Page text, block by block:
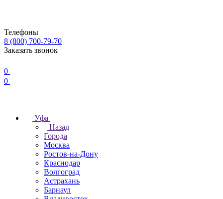
Телефоны
8 (800) 700-79-70
Заказать звонок
0
0
Уфа
Назад
Города
Москва
Ростов-на-Дону
Краснодар
Волгоград
Астрахань
Барнаул